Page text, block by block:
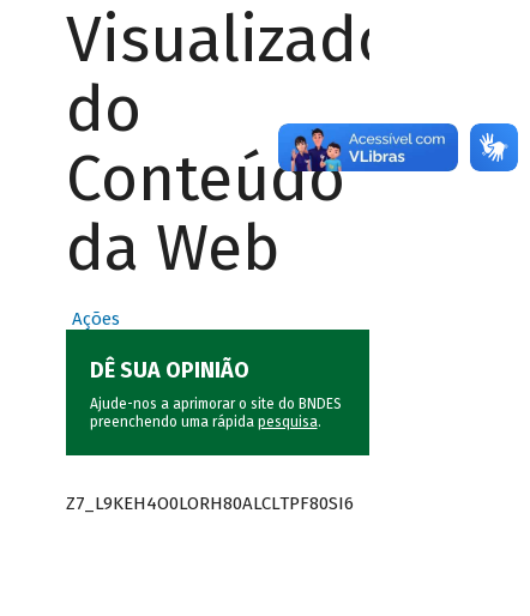
Visualizador
do
Conteúdo
da Web
Ações
DÊ SUA OPINIÃO
Ajude-nos a aprimorar o site do BNDES
preenchendo uma rápida pesquisa.
Z7_L9KEH4O0LORH80ALCLTPF80SI6